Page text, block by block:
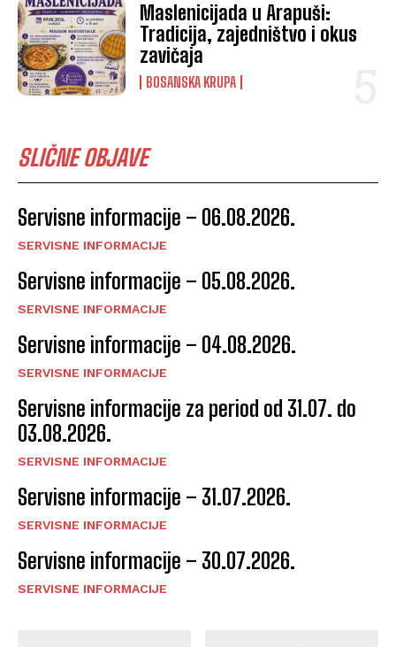
Maslenicijada u Arapuši:
Tradicija, zajedništvo i okus
zavičaja
BOSANSKA KRUPA
SLIČNE OBJAVE
Servisne informacije – 06.08.2026.
SERVISNE INFORMACIJE
Servisne informacije – 05.08.2026.
SERVISNE INFORMACIJE
Servisne informacije – 04.08.2026.
SERVISNE INFORMACIJE
Servisne informacije za period od 31.07. do
03.08.2026.
SERVISNE INFORMACIJE
Servisne informacije – 31.07.2026.
SERVISNE INFORMACIJE
Servisne informacije – 30.07.2026.
SERVISNE INFORMACIJE